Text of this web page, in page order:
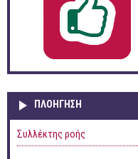
ΠΛΟΉΓΗΣΗ
Συλλέκτης ροής